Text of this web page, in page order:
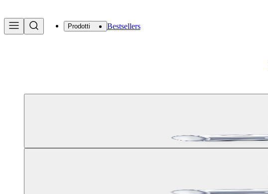
Prodotti Bestsellers